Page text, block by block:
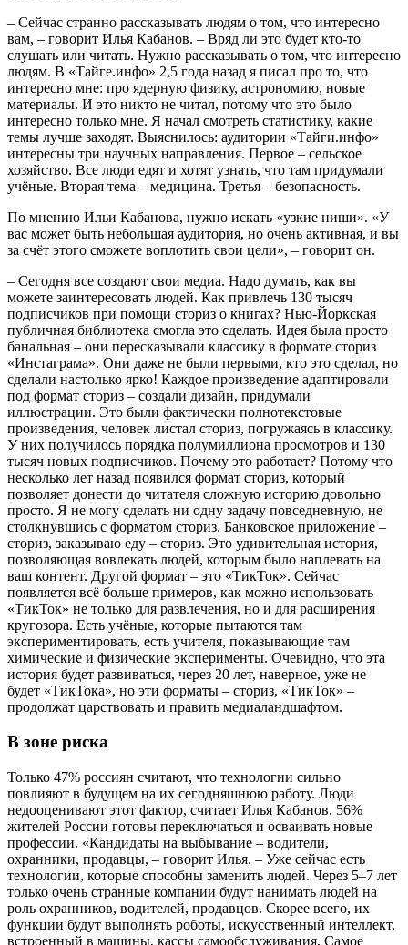
– Сейчас странно рассказывать людям о том, что интересно
вам, – говорит Илья Кабанов. – Вряд ли это будет кто-то
слушать или читать. Нужно рассказывать о том, что интересно
людям. В «Тайге.инфо» 2,5 года назад я писал про то, что
интересно мне: про ядерную физику, астрономию, новые
материалы. И это никто не читал, потому что это было
интересно только мне. Я начал смотреть статистику, какие
темы лучше заходят. Выяснилось: аудитории «Тайги.инфо»
интересны три научных направления. Первое – сельское
хозяйство. Все люди едят и хотят узнать, что там придумали
учёные. Вторая тема – медицина. Третья – безопасность.
По мнению Ильи Кабанова, нужно искать «узкие ниши». «У
вас может быть небольшая аудитория, но очень активная, и вы
за счёт этого сможете воплотить свои цели», – говорит он.
– Сегодня все создают свои медиа. Надо думать, как вы
можете заинтересовать людей. Как привлечь 130 тысяч
подписчиков при помощи сториз о книгах? Нью-Йоркская
публичная библиотека смогла это сделать. Идея была просто
банальная – они пересказывали классику в формате сториз
«Инстаграма». Они даже не были первыми, кто это сделал, но
сделали настолько ярко! Каждое произведение адаптировали
под формат сториз – создали дизайн, придумали
иллюстрации. Это были фактически полнотекстовые
произведения, человек листал сториз, погружаясь в классику.
У них получилось порядка полумиллиона просмотров и 130
тысяч новых подписчиков. Почему это работает? Потому что
несколько лет назад появился формат сториз, который
позволяет донести до читателя сложную историю довольно
просто. Я не могу сделать ни одну задачу повседневную, не
столкнувшись с форматом сториз. Банковское приложение –
сториз, заказываю еду – сториз. Это удивительная история,
позволяющая вовлекать людей, которым было наплевать на
ваш контент. Другой формат – это «ТикТок». Сейчас
появляется всё больше примеров, как можно использовать
«ТикТок» не только для развлечения, но и для расширения
кругозора. Есть учёные, которые пытаются там
экспериментировать, есть учителя, показывающие там
химические и физические эксперименты. Очевидно, что эта
история будет развиваться, через 20 лет, наверное, уже не
будет «ТикТока», но эти форматы – сториз, «ТикТок» –
продолжат царствовать и править медиаландшафтом.
В зоне риска
Только 47% россиян считают, что технологии сильно
повлияют в будущем на их сегодняшнюю работу. Люди
недооценивают этот фактор, считает Илья Кабанов. 56%
жителей России готовы переключаться и осваивать новые
профессии. «Кандидаты на выбывание – водители,
охранники, продавцы, – говорит Илья. – Уже сейчас есть
технологии, которые способны заменить людей. Через 5–7 лет
только очень странные компании будут нанимать людей на
роль охранников, водителей, продавцов. Скорее всего, их
функции будут выполнять роботы, искусственный интеллект,
встроенный в машины, кассы самообслуживания. Самое